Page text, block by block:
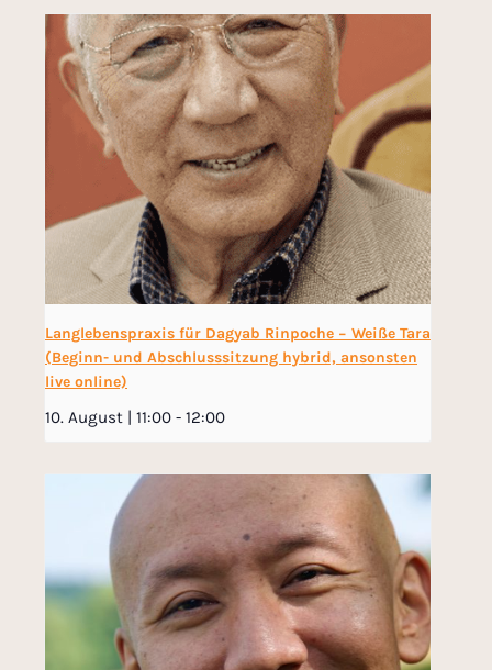
Langlebenspraxis für Dagyab Rinpoche − Weiße Tara
(Beginn- und Abschlusssitzung hybrid, ansonsten
live online)
10. August | 11:00 - 12:00